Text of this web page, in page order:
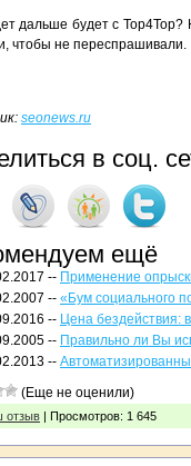
дальше будет с
чтобы не переспрашивали.
seonews.ru
в соц.
ещё
-- Применение
-- «Бум социального
-- Цена бездействия:
-- Правильно ли Вы
--
(Еще не оценили)
отзыв | Просмотров: 1 645